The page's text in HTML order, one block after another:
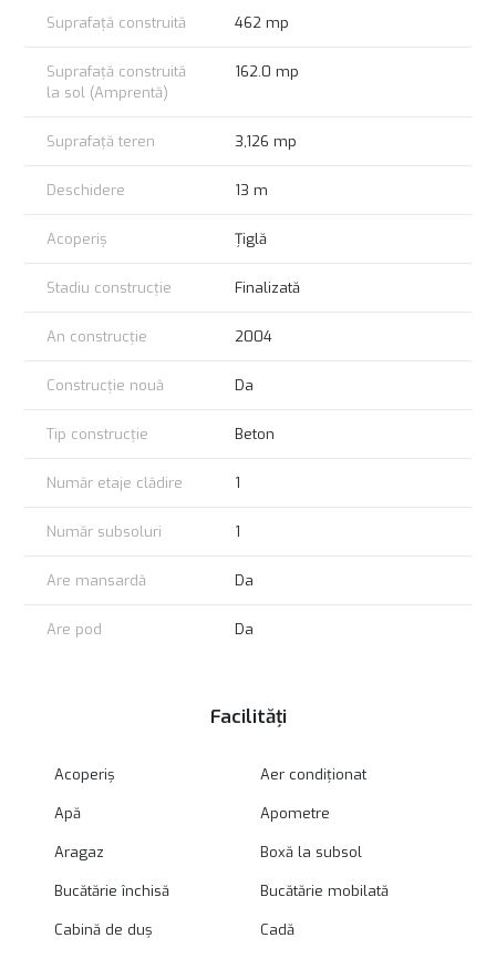
Suprafață construită 462 mp
Suprafață construită
la sol (Amprentă)
162.0 mp
Suprafață teren 3,126 mp
Deschidere 13 m
Acoperiș Țiglă
Stadiu construcție Finalizată
An construcție 2004
Construcție nouă Da
Tip construcție Beton
Număr etaje clădire 1
Număr subsoluri 1
Are mansardă Da
Are pod Da
Facilități
Acoperiș Aer condiționat
Apă Apometre
Aragaz Boxă la subsol
Bucătărie închisă Bucătărie mobilată
Cabină de duș Cadă